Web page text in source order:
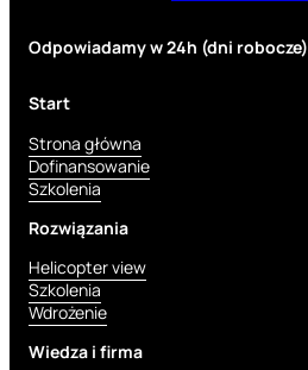
Odpowiadamy w 24h (dni robocze)
Start
Strona główna
Dofinansowanie
Szkolenia
Rozwiązania
Helicopter view
Szkolenia
Wdrożenie
Wiedza i firma